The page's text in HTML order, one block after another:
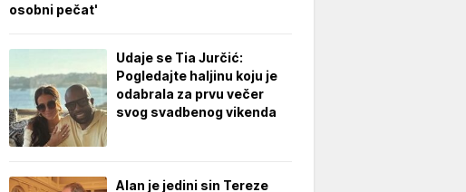
osobni pečat'
Udaje se Tia Jurčić:
Pogledajte haljinu koju je
odabrala za prvu večer
svog svadbenog vikenda
Alan je jedini sin Tereze